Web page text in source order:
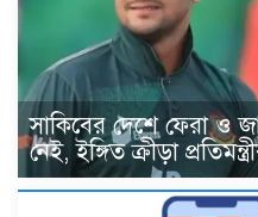
সাকিবের দেশে ফেরা ও
নেই, ইঙ্গিত ক্রীড়া